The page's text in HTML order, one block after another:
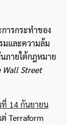
การกระทำของ
มและความล้ม
ภายใต้กฎหมาย
Street
14 กันยายน
Terraform